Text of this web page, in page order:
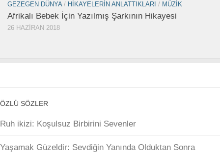
GEZEGEN DÜNYA/ HIKAYELERIN ANLATTIKLARI / MÜZIK
Afrikalı Bebek İçin Yazılmış Şarkının Hikayesi
26 HAZIRAN 2018
ÖZLÜ SÖZLER
Ruh ikizi: Koşulsuz Birbirini Sevenler
Yaşamak Güzeldir: Sevdiğin Yanında Olduktan Sonra